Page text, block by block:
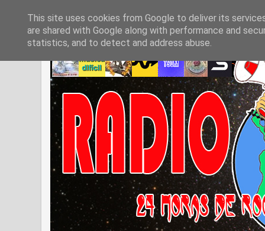
This site uses cookies from Google to deliver its
are shared with Google along with performance and
statistics, and to detect and address abuse.